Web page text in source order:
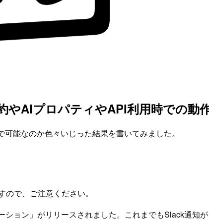
AIプロパティやAPI利用時での動
能なのか色々いじった結果を書いてみました。
で、ご注意ください。
ョン」がリリースされました。これまでもSlack通知